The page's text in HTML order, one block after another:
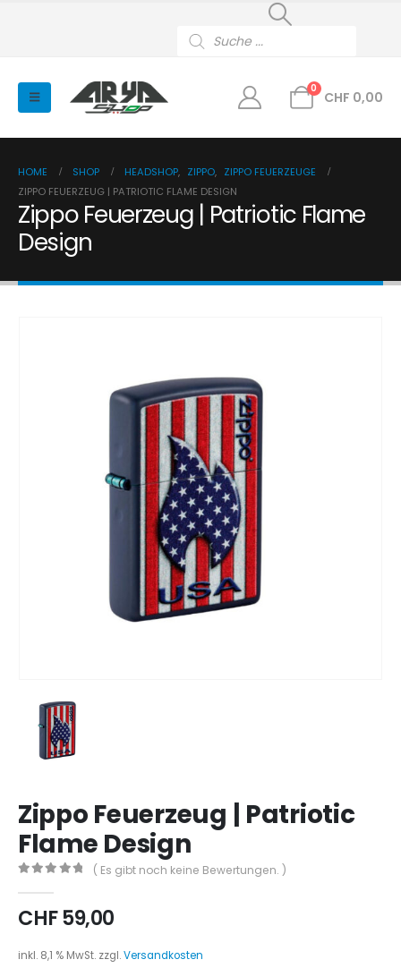
search
0
CHF 0,00
HOME SHOP HEADSHOP, ZIPPO, ZIPPO FEUERZEUGE
ZIPPO FEUERZEUG | PATRIOTIC FLAME DESIGN
Zippo Feuerzeug | Patriotic Flame
Design
Zippo Feuerzeug | Patriotic
Flame Design
( Es gibt noch keine Bewertungen. )
CHF59,00
inkl. 8,1 % MwSt. zzgl.Versandkosten